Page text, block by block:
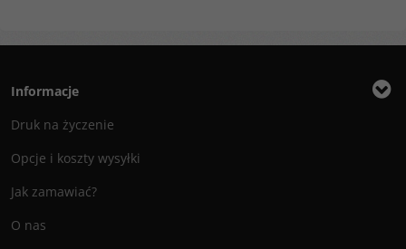
Informacje
Druk na życzenie
Opcje i koszty wysyłki
Jak zamawiać?
O nas